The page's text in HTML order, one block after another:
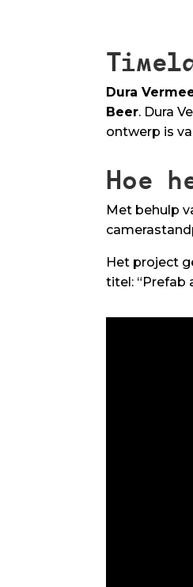
Dura
Beer. Dura
ontwerp is
Hoe
Met behulp
Het project
titel: “Prefab